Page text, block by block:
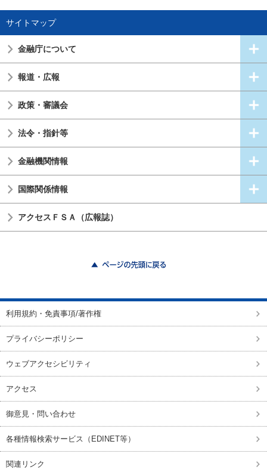
サイトマップ
金融庁について
報道・広報
政策・審議会
法令・指針等
金融機関情報
国際関係情報
アクセスＦＳＡ（広報誌）
利用規約・免責事項/著作権
プライバシーポリシー
ウェブアクセシビリティ
アクセス
御意見・問い合わせ
各種情報検索サービス（EDINET等）
関連リンク